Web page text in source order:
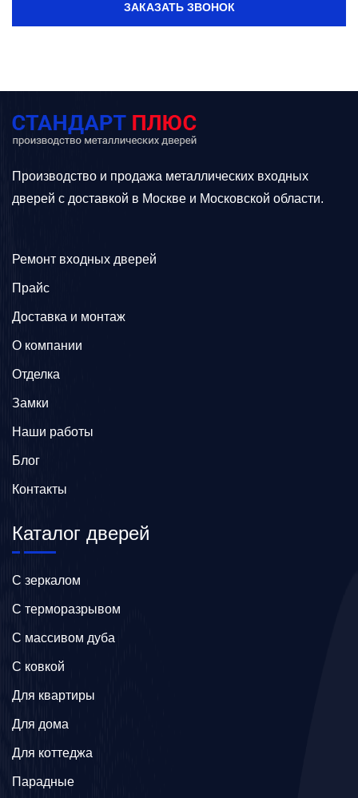
ЗАКАЗАТЬ ЗВОНОК
Производство и продажа металлических входных
дверей с доставкой в Москве и Московской области.
Ремонт входных дверей
Прайс
Доставка и монтаж
О компании
Отделка
Замки
Наши работы
Блог
Контакты
Каталог дверей
C зеркалом
C терморазрывом
C массивом дуба
C ковкой
Для квартиры
Для дома
Для коттеджа
Парадные